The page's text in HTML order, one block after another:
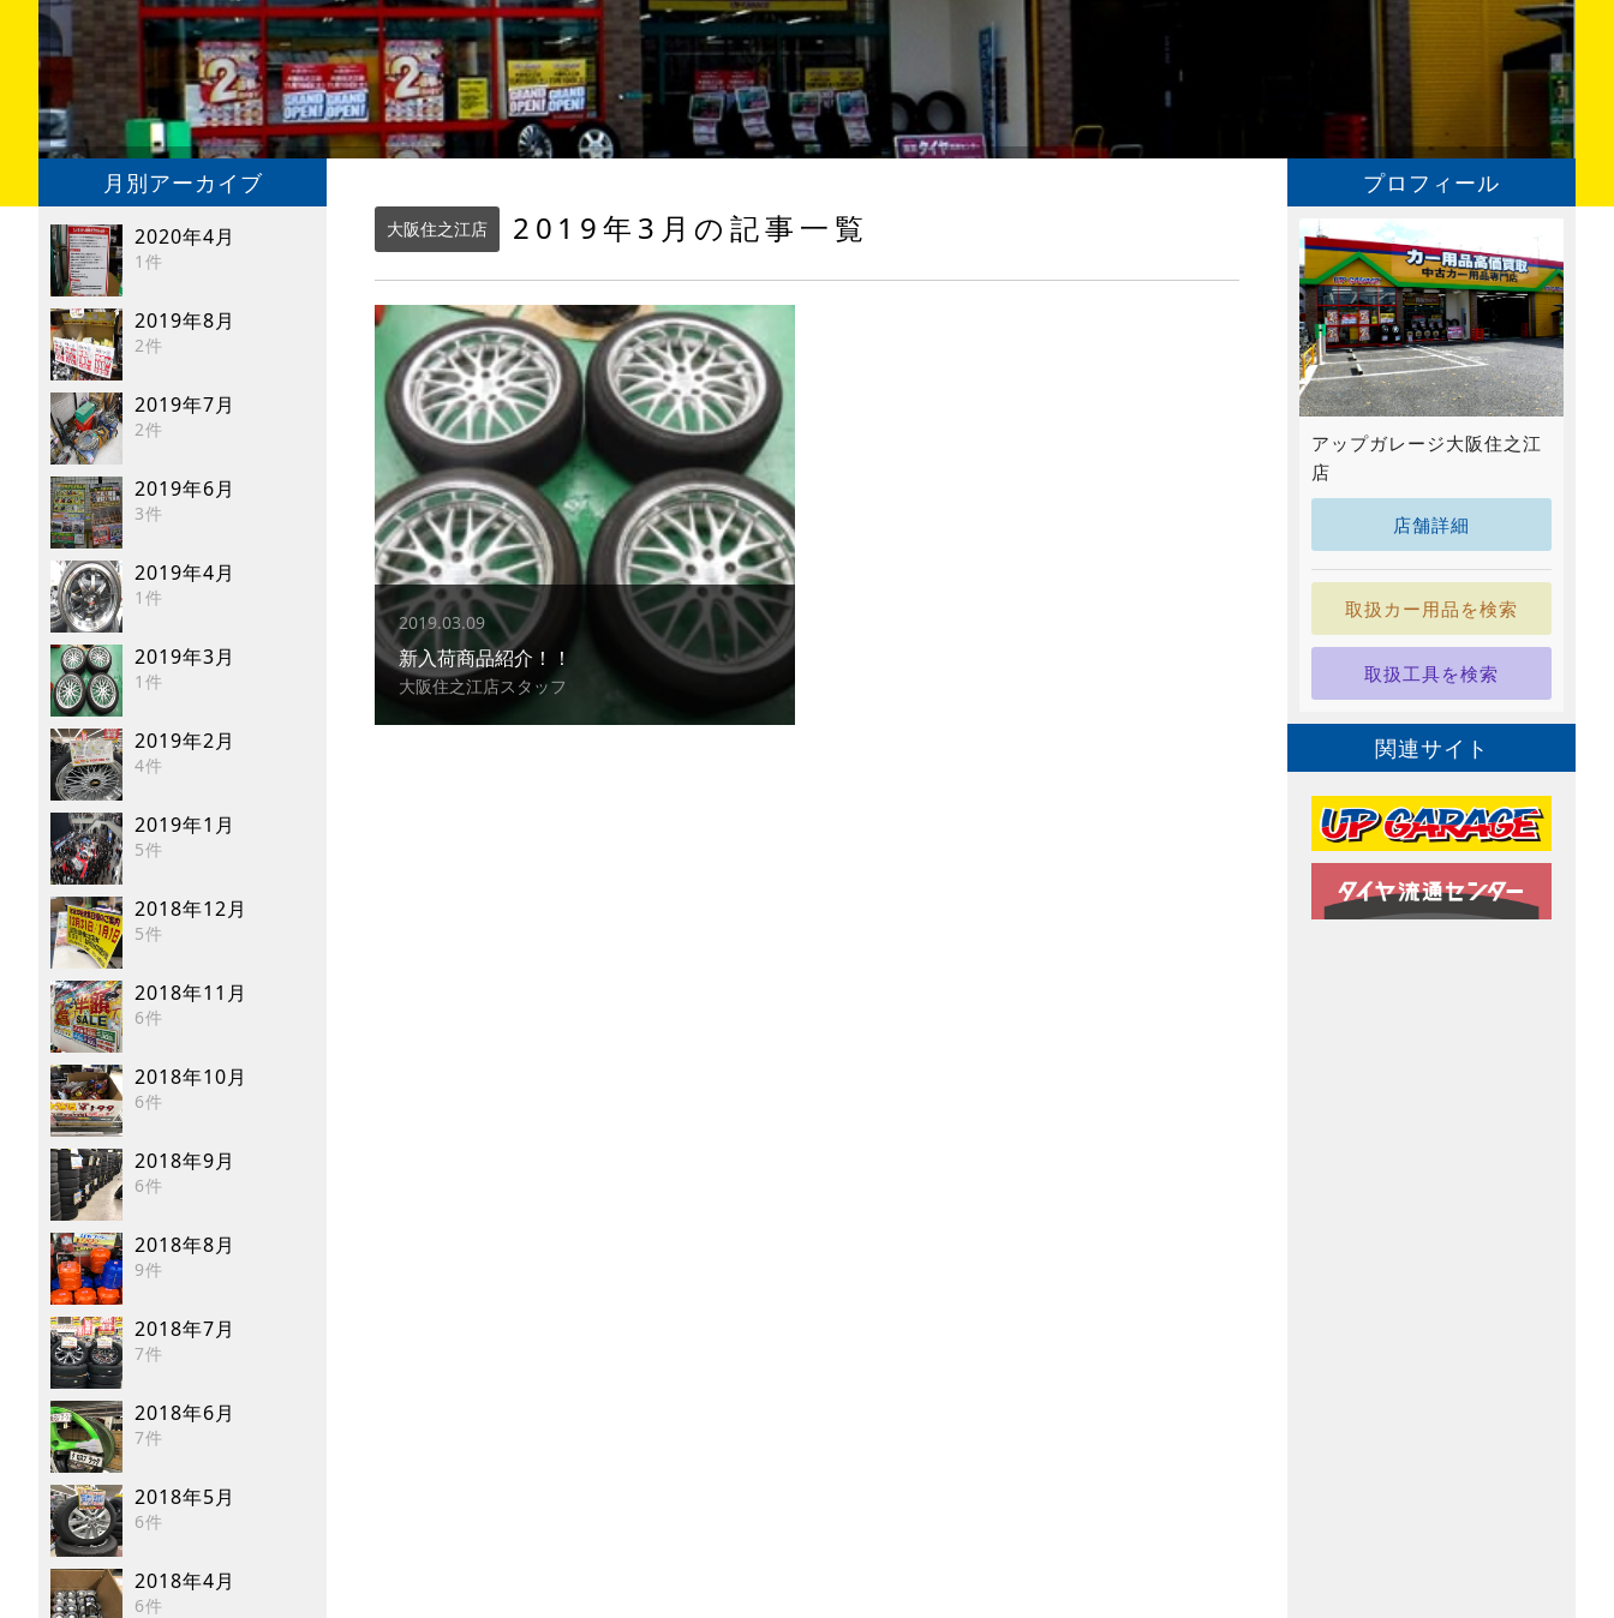
月別アーカイブ
2020年4月
1件
2019年8月
2件
2019年7月
2件
2019年6月
3件
2019年4月
1件
2019年3月
1件
2019年2月
4件
2019年1月
5件
2018年12月
5件
2018年11月
6件
2018年10月
6件
2018年9月
6件
2018年8月
9件
2018年7月
7件
2018年6月
7件
2018年5月
6件
2018年4月
6件
大阪住之江店 2019年3月の記事一覧
2019.03.09
新入荷商品紹介！！
大阪住之江店スタッフ
プロフィール
アップガレージ大阪住之江
店
店舗詳細
取扱カー用品を検索
取扱工具を検索
関連サイト